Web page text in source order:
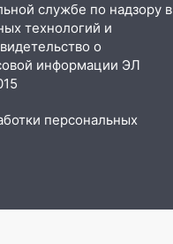
службе по надзору в
технологий и
о
информации ЭЛ
персональных